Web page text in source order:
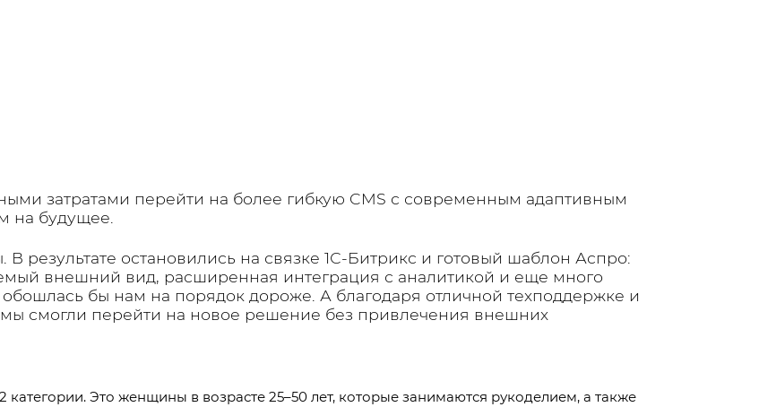
затратами перейти на более гибкую CMS с современным адаптивным
на будущее.
результате остановились на связке 1С-Битрикс и готовый шаблон Аспро:
внешний вид, расширенная интеграция с аналитикой и еще много
обошлась бы нам на порядок дороже. А благодаря отличной техподдержке и
смогли перейти на новое решение без привлечения внешних
категории. Это женщины в возрасте 25–50 лет, которые занимаются рукоделием, а также